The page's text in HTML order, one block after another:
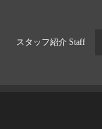
スタッフ紹介 Staff